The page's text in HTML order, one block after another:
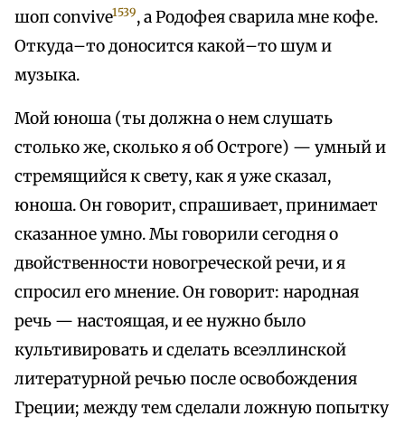
шоп convive1539, а Родофея сварила мне кофе.
Откуда–то доносится какой–то шум и
музыка.
Мой юноша (ты должна о нем слушать
столько же, сколько я об Остроге) — умный и
стремящийся к свету, как я уже сказал,
юноша. Он говорит, спрашивает, принимает
сказанное умно. Мы говорили сегодня о
двойственности новогреческой речи, и я
спросил его мнение. Он говорит: народная
речь — настоящая, и ее нужно было
культивировать и сделать всеэллинской
литературной речью после освобождения
Греции; между тем сделали ложную попытку